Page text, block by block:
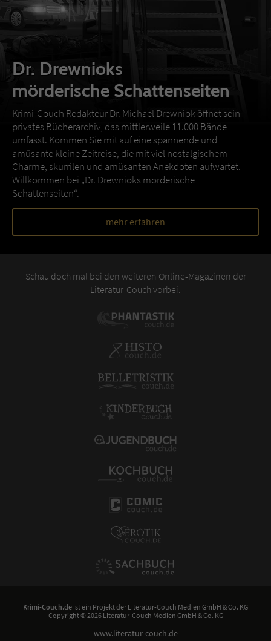
Dr. Drewnioks
mörderische Schattenseiten
Krimi-Couch Redakteur Dr. Michael Drewniok öffnet sein
privates Bücherarchiv, das mittlerweile 11.000 Bände
umfasst. Kommen Sie mit auf eine spannende und
amüsante kleine Zeitreise, die mit viel nostalgischem
Charme, skurrilen und amüsanten Anekdoten aufwartet.
Willkommen bei „Dr. Drewnioks mörderische
Schattenseiten“.
mehr erfahren
Schau doch mal bei den weiteren Online-Magazinen der
Literatur-Couch vorbei:
Krimi-Couch.de ist ein Projekt der Literatur-Couch Medien GmbH & Co. KG
Copyright © 2026 Literatur-Couch Medien GmbH & Co. KG
www.literatur-couch.de